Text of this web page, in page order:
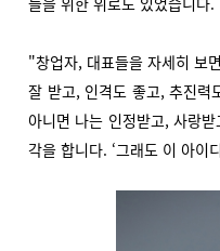
"창업자, 대표들을 자세히 보
잘 받고, 인격도 좋고, 추진력
아니면 나는 인정받고, 사랑
각을 합니다. ‘그래도 이 아이